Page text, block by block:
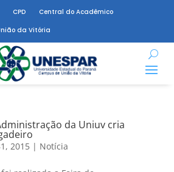
CPD
Central do Acadêmico
da Vitória
da Uniuv cria
2015| Notícia